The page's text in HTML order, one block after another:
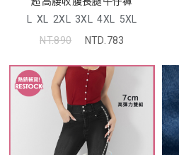
L XL 2XL 3XL 4XL 5XL
NT.890
NTD.783